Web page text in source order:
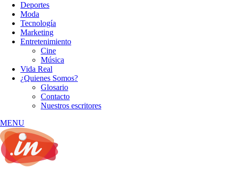
Deportes
Moda
Tecnología
Marketing
Entretenimiento
Cine
Música
Vida Real
¿Quienes Somos?
Glosario
Contacto
Nuestros escritores
MENU